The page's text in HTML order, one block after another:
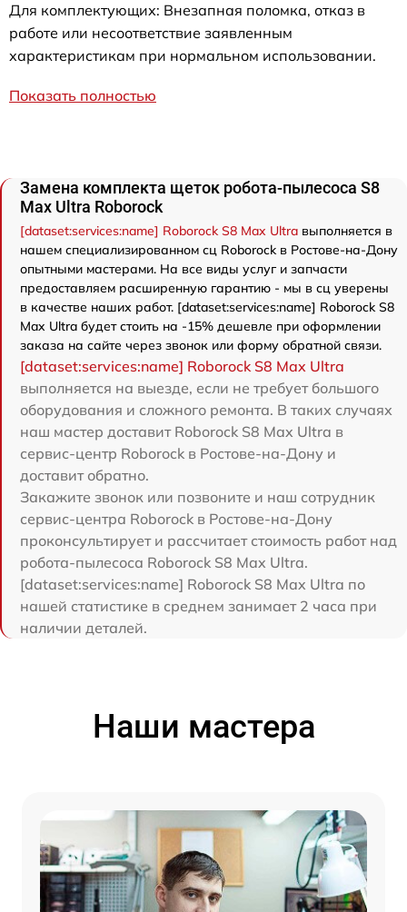
Для комплектующих: Внезапная поломка, отказ в
работе или несоответствие заявленным
характеристикам при нормальном использовании.
Показать полностью
Замена комплекта щеток робота-пылесоса S8
Max Ultra Roborock
[dataset:services:name] Roborock S8 Max Ultra выполняется в
нашем специализированном сц Roborock в Ростове-на-Дону
опытными мастерами. На все виды услуг и запчасти
предоставляем расширенную гарантию - мы в сц уверены
в качестве наших работ. [dataset:services:name] Roborock S8
Max Ultra будет стоить на -15% дешевле при оформлении
заказа на сайте через звонок или форму обратной связи.
[dataset:services:name] Roborock S8 Max Ultra
выполняется на выезде, если не требует большого
оборудования и сложного ремонта. В таких случаях
наш мастер доставит Roborock S8 Max Ultra в
сервис-центр Roborock в Ростове-на-Дону и
доставит обратно.
Закажите звонок или позвоните и наш сотрудник
сервис-центра Roborock в Ростове-на-Дону
проконсультирует и рассчитает стоимость работ над
робота-пылесоса Roborock S8 Max Ultra.
[dataset:services:name] Roborock S8 Max Ultra по
нашей статистике в среднем занимает 2 часа при
наличии деталей.
Наши мастера